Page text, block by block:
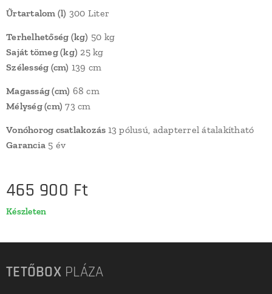
Űrtartalom (l) 300 Liter
Terhelhetőség (kg) 50 kg
Saját tömeg (kg) 25 kg
Szélesség (cm) 139 cm
Magasság (cm) 68 cm
Mélység (cm) 73 cm
Vonóhorog csatlakozás 13 pólusú, adapterrel átalakítható
Garancia 5 év
465 900 Ft
Készleten
TETŐBOX PLÁZA